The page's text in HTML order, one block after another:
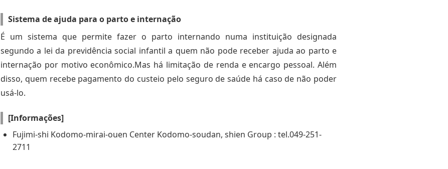
Sistema de ajuda para o parto e internação
É um sistema que permite fazer o parto internando numa instituição designada
segundo a lei da previdência social infantil a quem não pode receber ajuda ao parto e
internação por motivo econômico.Mas há limitação de renda e encargo pessoal. Além
disso, quem recebe pagamento do custeio pelo seguro de saúde há caso de não poder
usá-lo.
[Informações]
Fujimi-shi Kodomo-mirai-ouen Center Kodomo-soudan, shien Group : tel.049-251-
2711